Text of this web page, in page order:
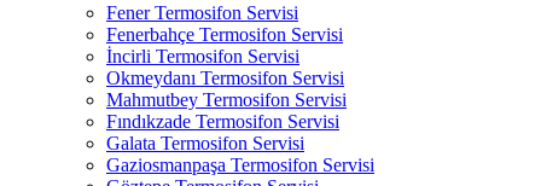
Fener Termosifon Servisi
Fenerbahçe Termosifon Servisi
İncirli Termosifon Servisi
Okmeydanı Termosifon Servisi
Mahmutbey Termosifon Servisi
Fındıkzade Termosifon Servisi
Galata Termosifon Servisi
Gaziosmanpaşa Termosifon Servisi